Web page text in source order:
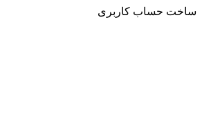
ساخت حساب کاربری